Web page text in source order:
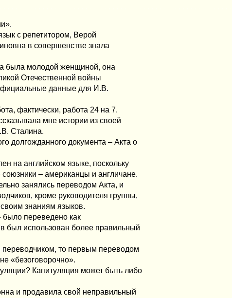
с репетитором, Верой
в совершенстве знала
была молодой женщиной, она
Отечественной войны
данные для И.В.
фактически, работа 24 на 7.
мне истории из своей
Сталина.
долгожданного документа – Акта о
на английском языке, поскольку
– американцы и англичане.
занялись переводом Акта, и
кроме руководителя группы,
знаниям языков.
было переведено как
был использован более правильный
переводчиком, то первым переводом
«безоговорочно».
Капитуляция может быть либо
и продавила свой неправильный